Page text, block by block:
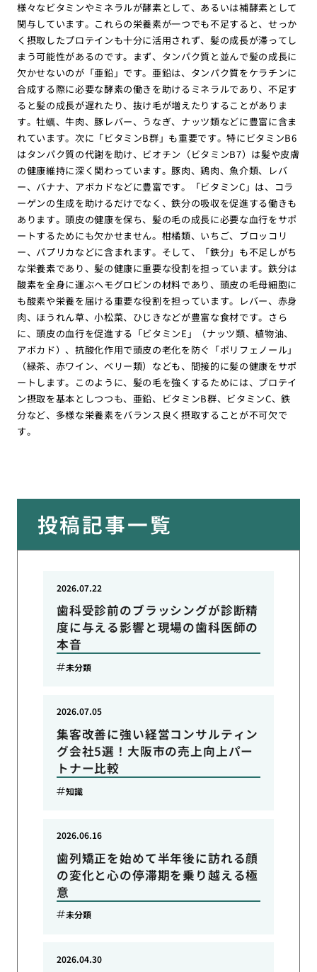
様々なビタミンやミネラルが酵素として、あるいは補酵素として
関与しています。これらの栄養素が一つでも不足すると、せっか
く摂取したプロテインも十分に活用されず、髪の成長が滞ってし
まう可能性があるのです。まず、タンパク質と並んで髪の成長に
欠かせないのが「亜鉛」です。亜鉛は、タンパク質をケラチンに
合成する際に必要な酵素の働きを助けるミネラルであり、不足す
ると髪の成長が遅れたり、抜け毛が増えたりすることがありま
す。牡蠣、牛肉、豚レバー、うなぎ、ナッツ類などに豊富に含ま
れています。次に「ビタミンB群」も重要です。特にビタミンB6
はタンパク質の代謝を助け、ビオチン（ビタミンB7）は髪や皮膚
の健康維持に深く関わっています。豚肉、鶏肉、魚介類、レバ
ー、バナナ、アボカドなどに豊富です。「ビタミンC」は、コラ
ーゲンの生成を助けるだけでなく、鉄分の吸収を促進する働きも
あります。頭皮の健康を保ち、髪の毛の成長に必要な血行をサポ
ートするためにも欠かせません。柑橘類、いちご、ブロッコリ
ー、パプリカなどに含まれます。そして、「鉄分」も不足しがち
な栄養素であり、髪の健康に重要な役割を担っています。鉄分は
酸素を全身に運ぶヘモグロビンの材料であり、頭皮の毛母細胞に
も酸素や栄養を届ける重要な役割を担っています。レバー、赤身
肉、ほうれん草、小松菜、ひじきなどが豊富な食材です。さら
に、頭皮の血行を促進する「ビタミンE」（ナッツ類、植物油、
アボカド）、抗酸化作用で頭皮の老化を防ぐ「ポリフェノール」
（緑茶、赤ワイン、ベリー類）なども、間接的に髪の健康をサポ
ートします。このように、髪の毛を強くするためには、プロテイ
ン摂取を基本としつつも、亜鉛、ビタミンB群、ビタミンC、鉄
分など、多様な栄養素をバランス良く摂取することが不可欠で
す。
投稿記事一覧
歯科受診前のブラッシングが診断精
度に与える影響と現場の歯科医師の
本音
2026.07.22
未分類
集客改善に強い経営コンサルティン
グ会社5選！大阪市の売上向上パー
トナー比較
2026.07.05
知識
歯列矯正を始めて半年後に訪れる顔
の変化と心の停滞期を乗り越える極
意
2026.06.16
未分類
2026.04.30